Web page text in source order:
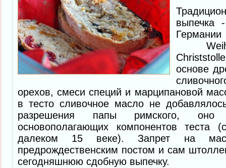
выпечка -
основе
орехов, смеси специй и марципановой
в тесто сливочное масло не
разрешения папы римского,
основополагающих компонентов теста
далеком 15 веке). Запрет на
предрождественским постом и сам
сегодняшнюю сдобную выпечку.